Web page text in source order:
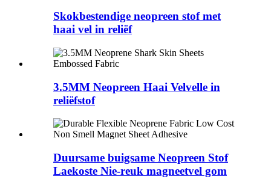
Skokbestendige neopreen stof met
haai vel in reliëf
3.5MM Neopreen Haai Velvelle in
reliëfstof
Duursame buigsame Neopreen Stof
Laekoste Nie-reuk magneetvel gom